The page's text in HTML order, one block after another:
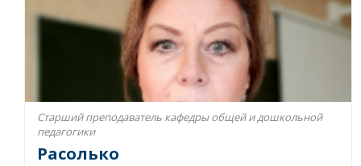
Старший преподаватель кафедры общей и дошкольной
педагогики
Расолько